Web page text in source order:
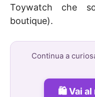
Toywatch che
boutique).
Continua a
Vai